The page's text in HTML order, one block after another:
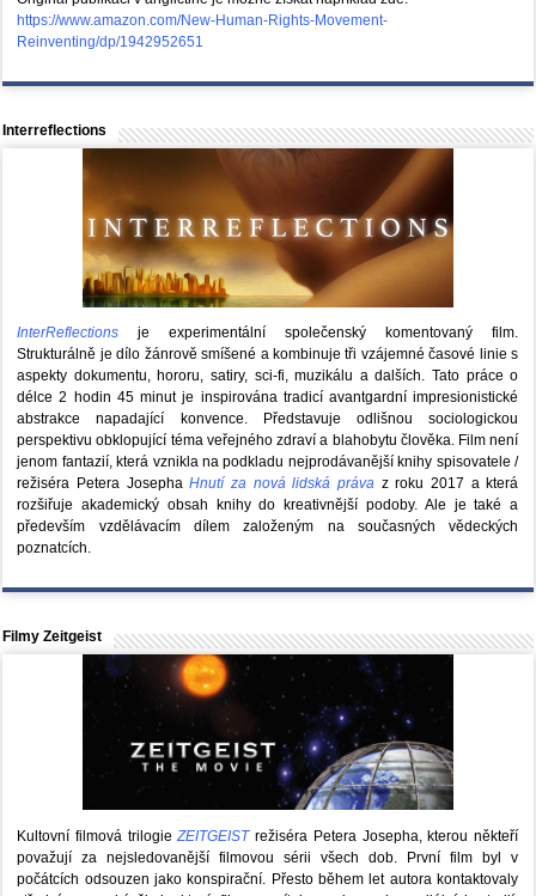
https://www.amazon.com/New-Human-Rights-Movement-
Reinventing/dp/1942952651
Interreflections
InterReflections je experimentální společenský komentovaný film.
Strukturálně je dílo žánrově smíšené a kombinuje tři vzájemné časové linie s
aspekty dokumentu, hororu, satiry, sci-fi, muzikálu a dalších. Tato práce o
délce 2 hodin 45 minut je inspirována tradicí avantgardní impresionistické
abstrakce napadající konvence. Představuje odlišnou sociologickou
perspektivu obklopující téma veřejného zdraví a blahobytu člověka. Film není
jenom fantazií, která vznikla na podkladu nejprodávanější knihy spisovatele /
režiséra Petera JosephaHnutí za nová lidská práva z roku 2017 a která
rozšiřuje akademický obsah knihy do kreativnější podoby. Ale je také a
především vzdělávacím dílem založeným na současných vědeckých
poznatcích.
Filmy Zeitgeist
Kultovní filmová trilogieZEITGEISTrežiséra Petera Josepha, kterou někteří
považují za nejsledovanější filmovou sérii všech dob. První film byl v
počátcích odsouzen jako konspirační. Přesto během let autora kontaktovaly